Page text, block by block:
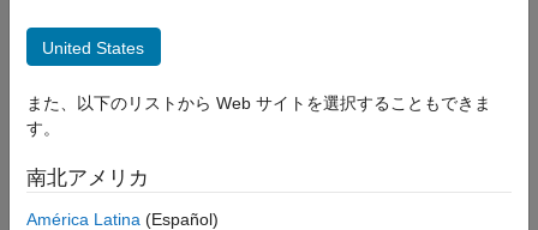
United States
また、以下のリストから Web サイトを選択することもできま
す。
南北アメリカ
América Latina (Español)